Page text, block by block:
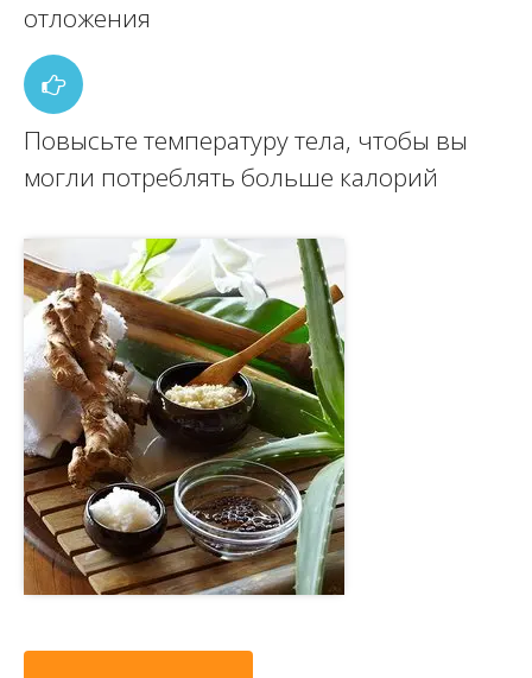
отложения
Повысьте температуру тела, чтобы вы
могли потреблять больше калорий